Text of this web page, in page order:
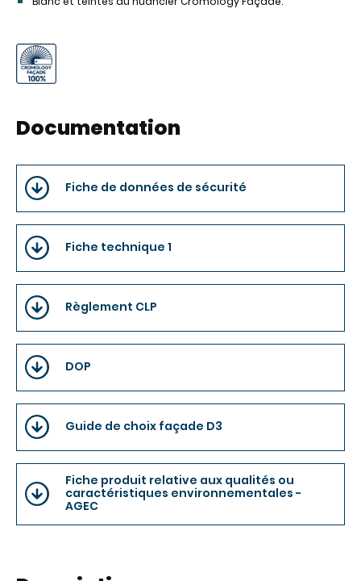
Documentation
Fiche de données de sécurité
Fiche technique 1
Règlement CLP
DOP
Guide de choix façade D3
Fiche produit relative aux qualités ou
caractéristiques environnementales -
AGEC